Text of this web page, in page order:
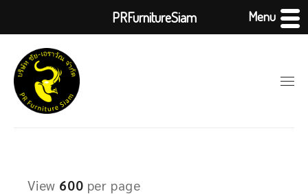
View 600 per page
PRFurnitureSiam Menu